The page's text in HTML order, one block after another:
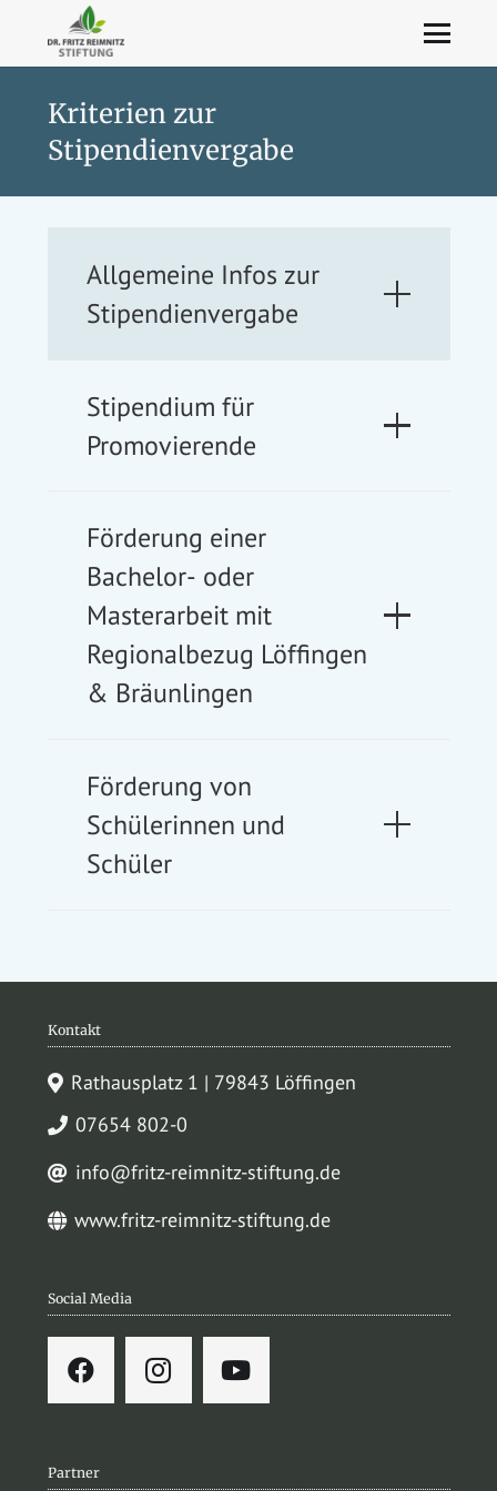
Kriterien zur
Stipendienvergabe
Allgemeine Infos zur
Stipendienvergabe
Stipendium für
Promovierende
Förderung einer
Bachelor- oder
Masterarbeit mit
Regionalbezug Löffingen
& Bräunlingen
Förderung von
Schülerinnen und
Schüler
Kontakt
Rathausplatz 1 | 79843 Löffingen
07654 802-0
info@fritz-reimnitz-stiftung.de
www.fritz-reimnitz-stiftung.de
Social Media
Partner